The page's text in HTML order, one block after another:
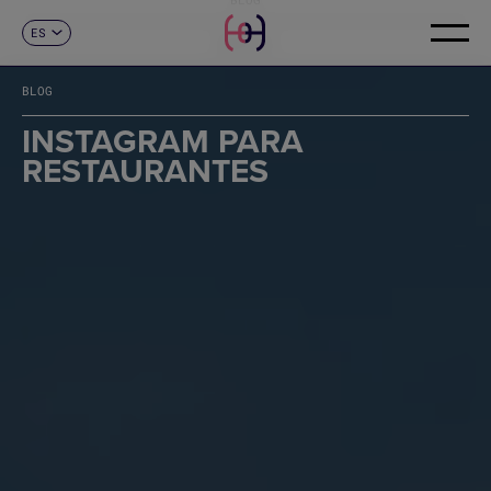
ES
FR
DE
IT
PT
CONTACTO
BLOG
INSTAGRAM PARA
RESTAURANTES